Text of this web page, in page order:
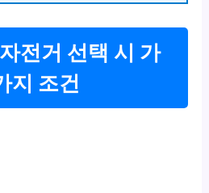
전거 선택 시 가
지 조건